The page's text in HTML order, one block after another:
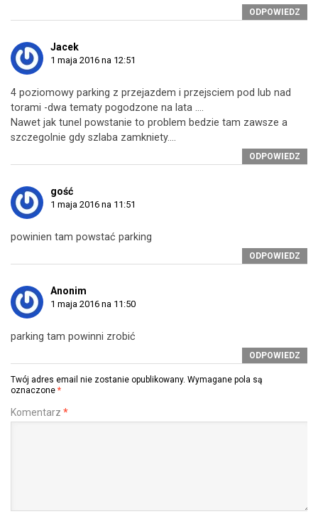
ODPOWIEDZ
Jacek
1 maja 2016 na 12:51
4 poziomowy parking z przejazdem i przejsciem pod lub nad
torami -dwa tematy pogodzone na lata ….
Nawet jak tunel powstanie to problem bedzie tam zawsze a
szczegolnie gdy szlaba zamkniety….
ODPOWIEDZ
gość
1 maja 2016 na 11:51
powinien tam powstać parking
ODPOWIEDZ
Anonim
1 maja 2016 na 11:50
parking tam powinni zrobić
ODPOWIEDZ
Twój adres email nie zostanie opublikowany. Wymagane pola są
oznaczone *
Komentarz *